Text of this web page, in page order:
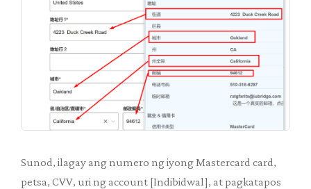
Sunod, ilagay ang numero ng iyong Mastercard card,
petsa, CVV, uri ng account [Indibidwal], at pagkatapos